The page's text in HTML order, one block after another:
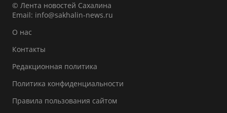
© Лента новостей Сахалина
Email: info@sakhalin-news.ru
О нас
Контакты
Редакционная политика
Политика конфиденциальности
Правила пользования сайтом